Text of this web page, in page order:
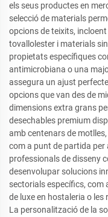
els seus productes en
selecció de materials
opcions de teixits,
tovallolester i materials
propietats específiques
antimicrobiana o una
assegura un ajust
opcions que van des de
dimensions extra grans
desechables premium
amb centenars de
com a punt de partida
professionals de disseny
desenvolupar solucions
sectorials específics, com
de luxe en hostaleria o les
La personalització de la